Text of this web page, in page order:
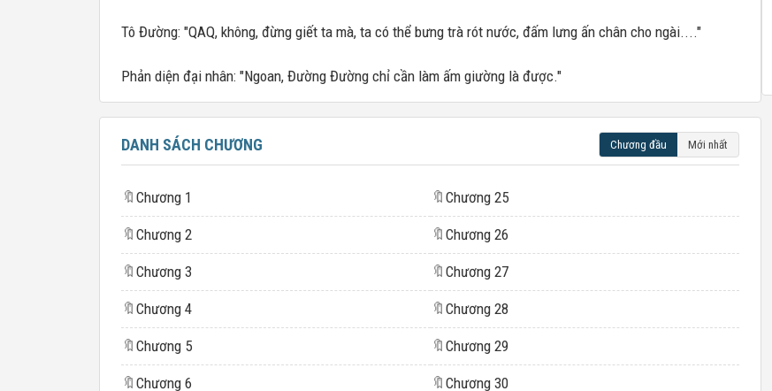
Tô Đường: "QAQ, không, đừng giết ta mà, ta có thể bưng trà rót nước, đấm lưng ấn chân cho ngài...."
Phản diện đại nhân: "Ngoan, Đường Đường chỉ cần làm ấm giường là được."
DANH SÁCH CHƯƠNG Chương đầu Mới nhất
🔖 Chương 1
🔖 Chương 2
🔖 Chương 3
🔖 Chương 4
🔖 Chương 5
🔖 Chương 6
🔖 Chương 25
🔖 Chương 26
🔖 Chương 27
🔖 Chương 28
🔖 Chương 29
🔖 Chương 30